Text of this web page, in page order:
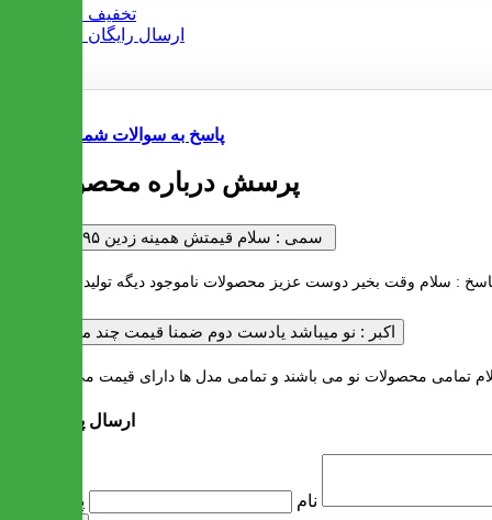
پاسخ به سوالات شما
2 پرسش درباره محصول
سمی : سلام قیمتش همینه زدین ۹۵تومن
:
اکبر : نو میباشد یادست دوم ضمنا قیمت چند میباشد
تمامی محصولات نو می باشند و تمامی مدل ها دارای قیمت می باشند
ارسال پرسش
نام